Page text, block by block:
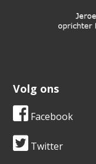
Volg ons
Facebook
Twitter